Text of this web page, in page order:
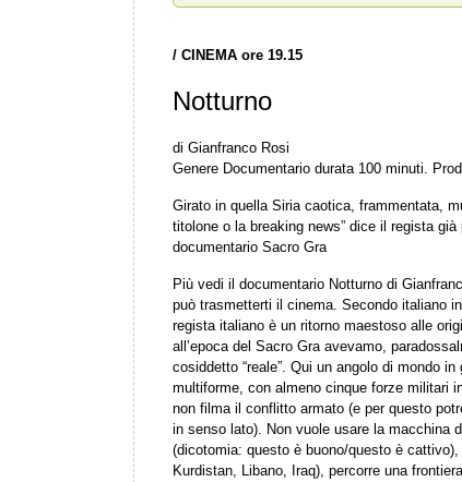
/ CINEMA ore 19.15
Notturno
di Gianfranco Rosi
Genere Documentario durata 100 minuti.
Girato in quella Siria caotica, frammentata,
titolone o la breaking news” dice il regista
documentario Sacro Gra
Più vedi il documentario Notturno di
può trasmetterti il cinema. Secondo italiano
regista italiano è un ritorno maestoso alle
all’epoca del Sacro Gra avevamo,
cosiddetto “reale”. Qui un angolo di mondo
multiforme, con almeno cinque forze militari
non filma il conflitto armato (e per questo
in senso lato). Non vuole usare la macchina
(dicotomia: questo è buono/questo è
Kurdistan, Libano, Iraq), percorre una